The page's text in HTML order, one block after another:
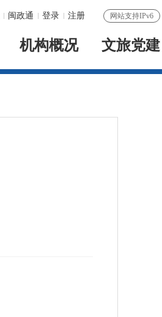
网站支持IPv6
闽政通 登录 注册
机构概况 文旅党建